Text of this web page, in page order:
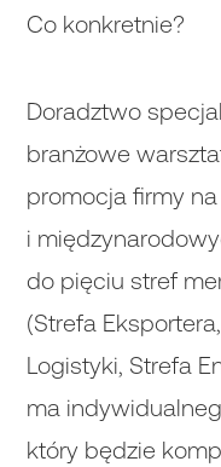
Co konkretnie?
Doradztwo
branżowe
promocja firmy
i
do pięciu stref
(Strefa
Logistyki, Strefa
ma
który będzie